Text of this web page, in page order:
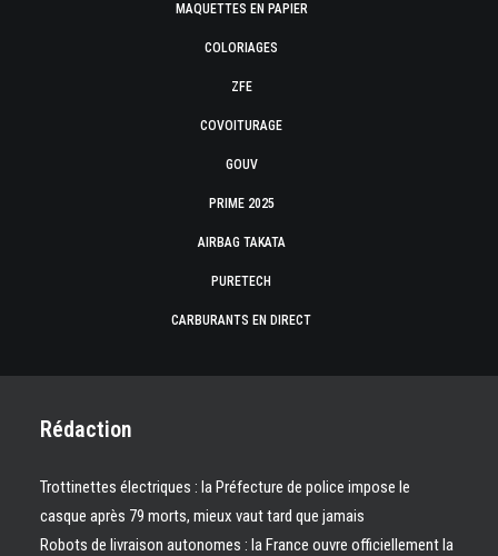
MAQUETTES EN PAPIER
COLORIAGES
ZFE
COVOITURAGE
GOUV
PRIME 2025
AIRBAG TAKATA
PURETECH
CARBURANTS EN DIRECT
Rédaction
Trottinettes électriques : la Préfecture de police impose le
casque après 79 morts, mieux vaut tard que jamais
Robots de livraison autonomes : la France ouvre officiellement la